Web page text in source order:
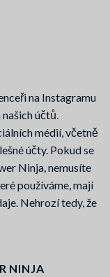
na Instagramu
účtů.
médií, včetně
účty. Pokud se
Ninja, nemusíte
používáme, mají
Nehrozí tedy, že
NINJA